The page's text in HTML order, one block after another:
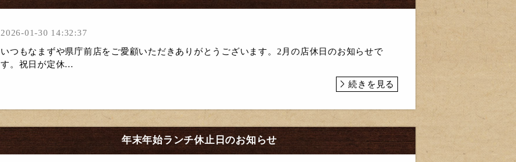
2026-01-30 14:32:37
いつもなまずや県庁前店をご愛顧いただきありがとうございます。2月の店休日のお知らせで
す。祝日が定休...
続きを見る
年末年始ランチ休止日のお知らせ